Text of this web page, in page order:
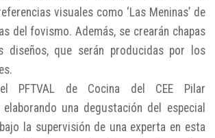
visuales como ‘Las Meninas’ de
del fovismo. Además, se crearán chapas
diseños, que serán producidas por los
PFTVAL de Cocina del CEE Pilar
una degustación del especial
la supervisión de una experta en esta